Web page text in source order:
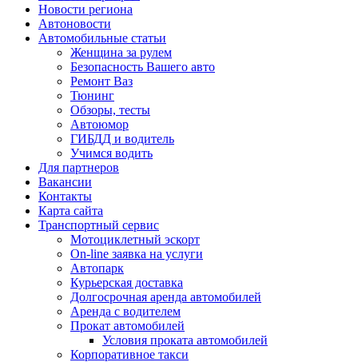
Новости региона
Автоновости
Автомобильные статьи
Женщина за рулем
Безопасность Вашего авто
Ремонт Ваз
Тюнинг
Обзоры, тесты
Автоюмор
ГИБДД и водитель
Учимся водить
Для партнеров
Вакансии
Контакты
Карта сайта
Транспортный сервис
Мотоциклетный эскорт
On-line заявка на услуги
Автопарк
Курьерская доставка
Долгосрочная аренда автомобилей
Аренда с водителем
Прокат автомобилей
Условия проката автомобилей
Корпоративное такси